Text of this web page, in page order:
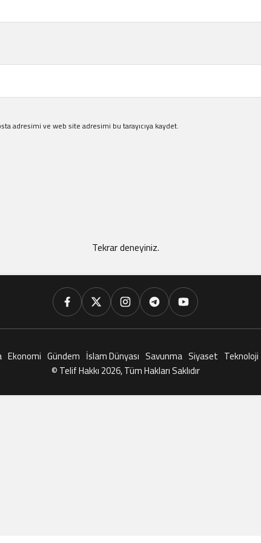
adresimi ve web site adresimi bu tarayıcıya kaydet.
Tekrar deneyiniz.
Ekonomi Gündem İslam Dünyası Savunma Siyaset Teknoloji
© Telif Hakkı 2026, Tüm Hakları Saklıdır